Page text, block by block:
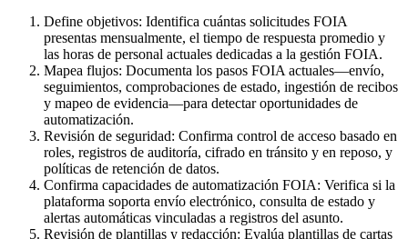
Define objetivos: Identifica cuántas solicitudes FOIA
presentas mensualmente, el tiempo de respuesta promedio y
las horas de personal actuales dedicadas a la gestión FOIA.
Mapea flujos: Documenta los pasos FOIA actuales—envío,
seguimientos, comprobaciones de estado, ingestión de recibos
y mapeo de evidencia—para detectar oportunidades de
automatización.
Revisión de seguridad: Confirma control de acceso basado en
roles, registros de auditoría, cifrado en tránsito y en reposo, y
políticas de retención de datos.
Confirma capacidades de automatización FOIA: Verifica si la
plataforma soporta envío electrónico, consulta de estado y
alertas automáticas vinculadas a registros del asunto.
Revisión de plantillas y redacción: Evalúa plantillas de cartas